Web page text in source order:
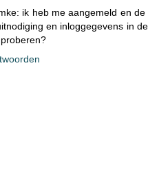
ik heb me aangemeld en
en inloggegevens in